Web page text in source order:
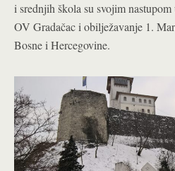
i srednjih škola su svojim
OV Gradačac i obilježavanje 1.
Bosne i Hercegovine.